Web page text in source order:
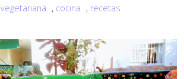
vegetariana , cocina , recetas